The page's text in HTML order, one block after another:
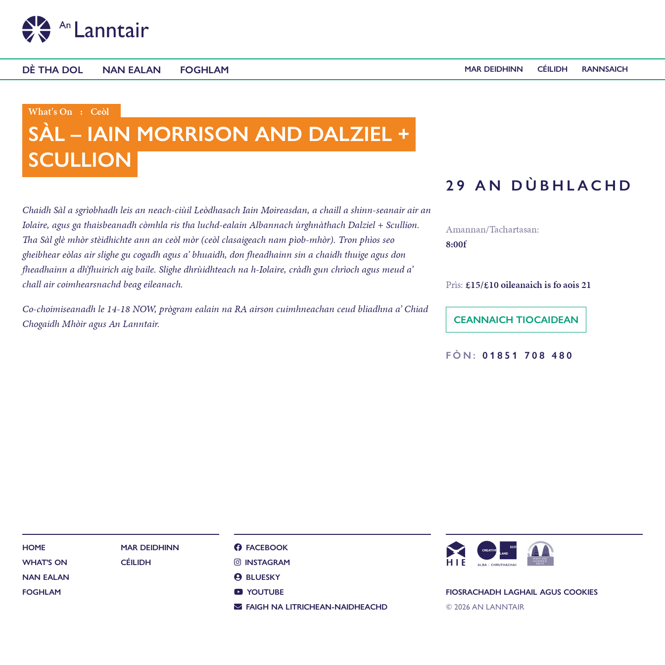
DÈ THA DOL NAN EALAN FOGHLAM MAR DEIDHINN CÉILIDH
What's On : Ceòl
SÀL – IAIN MORRISON AND DALZIEL +
SCULLION
29 AN DÙBHLACHD
Amannan/Tachartasan:
8:00f
Prìs: £15/£10 oileanaich is fo aois 21
CEANNAICH TIOCAIDEAN
FÒN: 01851 708 480
Chaidh Sàl a sgrìobhadh leis an neach-ciùil Leòdhasach Iain Moireasdan, a chaill a shinn-seanair air an
Iolaire, agus ga thaisbeanadh còmhla ris tha luchd-ealain Albannach ùrghnàthach Dalziel + Scullion.
Tha Sàl glè mhòr stèidhichte ann an ceòl mòr (ceòl clasaigeach nam pìob-mhòr). Tron phìos seo
gheibhear eòlas air slighe gu cogadh agus a’ bhuaidh, don fheadhainn sin a chaidh thuige agus don
fheadhainn a dh’fhuirich aig baile. Slighe dhrùidhteach na h-Iolaire, cràdh gun chrìoch agus meud a’
chall air coimhearsnachd beag eileanach.
Co-choimiseanadh le 14-18 NOW, prògram ealain na RA airson cuimhneachan ceud bliadhna a’ Chiad
Chogaidh Mhòir agus An Lanntair.
HOME
WHAT'S ON
NAN EALAN
FOGHLAM
MAR DEIDHINN
CÉILIDH
FACEBOOK
INSTAGRAM
BLUESKY
YOUTUBE
FAIGH NA LITRICHEAN-NAIDHEACHD
FIOSRACHADH LAGHAIL AGUS COOKIES
© 2026 AN LANNTAIR